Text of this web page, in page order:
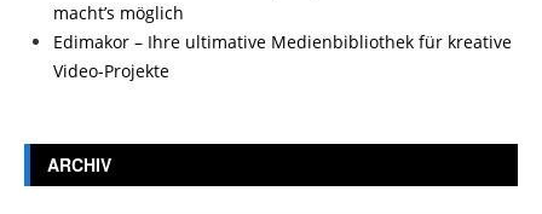
macht’s möglich
Edimakor – Ihre ultimative Medienbibliothek für kreative
Video-Projekte
ARCHIV